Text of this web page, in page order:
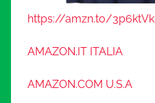
https://amzn.to/3p6ktVk
AMAZON.IT ITALIA
AMAZON.COM U.S.A